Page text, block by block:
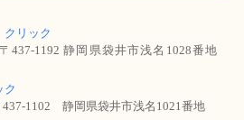
クリック
437-1192 静岡県袋井市浅名1028番地
ク
1102 静岡県袋井市浅名1021番地